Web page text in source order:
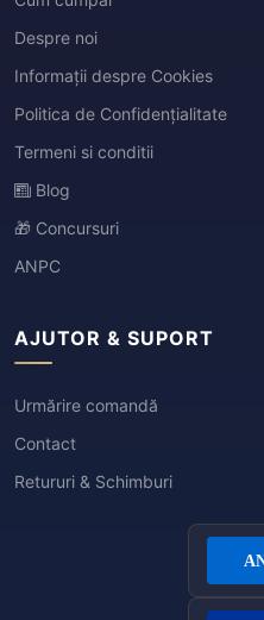
Despre noi
Informații despre Cookies
Politica de Confidențialitate
Termeni si conditii
Blog
🎁 Concursuri
ANPC
AJUTOR & SUPORT
Urmărire comandă
Contact
Retururi & Schimburi